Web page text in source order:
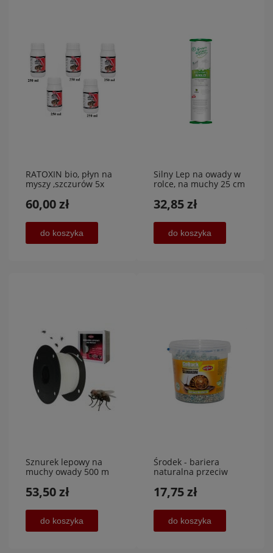
RATOXIN bio, płyn na
myszy ,szczurów 5x
60,00 zł
do koszyka
Silny Lep na owady w
rolce, na muchy 25 cm
32,85 zł
do koszyka
Sznurek lepowy na
muchy owady 500 m
53,50 zł
do koszyka
Środek - bariera
naturalna przeciw
17,75 zł
do koszyka